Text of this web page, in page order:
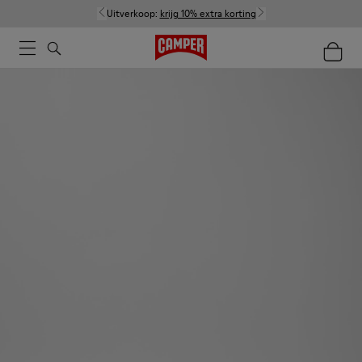
Uitverkoop: krijg 10% extra korting